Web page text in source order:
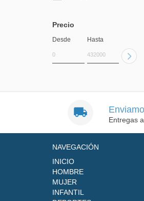
Precio
Desde Hasta
Entregas
NAVEGACIÓN
INICIO
HOMBRE
MUJER
INFANTIL